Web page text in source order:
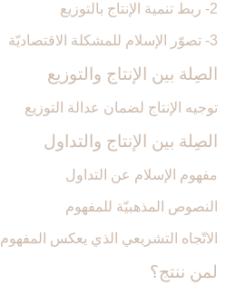
2- ربط تنمية الإنتاج بالتوزيع
3- تصوّر الإسلام للمشكلة الاقتصاديّة
الصِلة بين الإنتاج والتوزيع‏
توجيه الإنتاج لضمان عدالة التوزيع
الصِلة بين الإنتاج والتداول‏
مفهوم الإسلام عن التداول
النصوص المذهبيّة للمفهوم
الاتّجاه التشريعي الذي يعكس المفهوم
لمن ننتج؟